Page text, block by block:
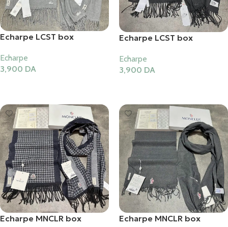
Echarpe LCST box
Echarpe
3,900 DA
Echarpe LCST box
Echarpe
3,900 DA
Echarpe MNCLR box Echarpe MNCLR box